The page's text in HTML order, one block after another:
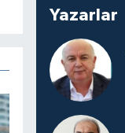
Yazarlar